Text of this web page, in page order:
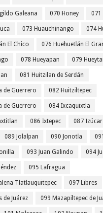
Galeana 070 Honey 071
073 Huauchinango 074
El Chico 076 Huehuetlán El
078 Hueyapan 079
081 Huitzilan de Serdán
de Guerrero 082 Huitziltepec
de Guerrero 084 Ixcaquixtla
086 Ixtepec 087
089 Jolalpan 090 Jonotla
093 Juan Galindo 094
095 Lafragua
Tlatlauquitepec 097 Libres
de Juárez 099 Mazapiltepec de